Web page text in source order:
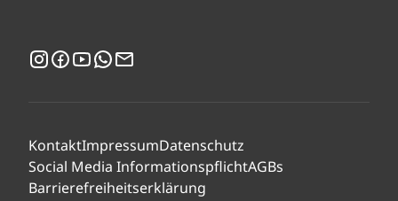
Instagram
Facebook
YouTubeWhatsApp
KontaktImpressumDatenschutz
Social Media InformationspflichtAGBs
Barrierefreiheitserklärung